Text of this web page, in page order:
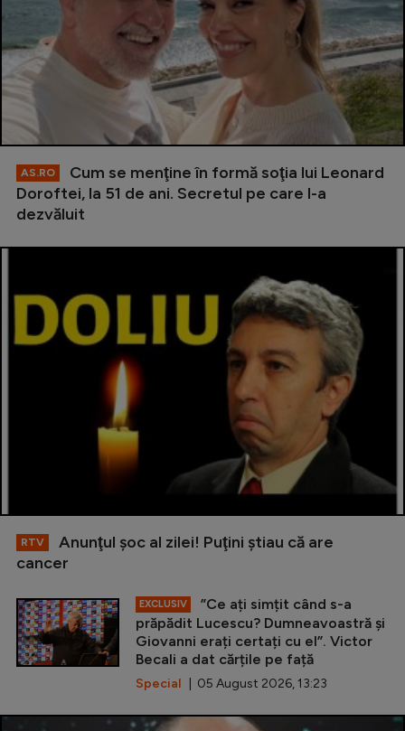
AS.RO
Cum se menţine în formă soţia lui Leonard
Doroftei, la 51 de ani. Secretul pe care l-a
dezvăluit
RTV
Anunţul şoc al zilei! Puţini ştiau că are
cancer
EXCLUSIV
”Ce ați simțit când s-a
prăpădit Lucescu? Dumneavoastră și
Giovanni erați certați cu el”. Victor
Becali a dat cărțile pe față
Special | 05 August 2026, 13:23